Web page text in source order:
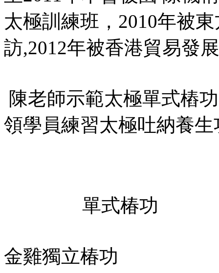
太極訓練班，2010年被
訪,2012年被香港貿易發
陳老師示範太極
領學員練習太極吐納養生
單式椿功
金雞獨立椿